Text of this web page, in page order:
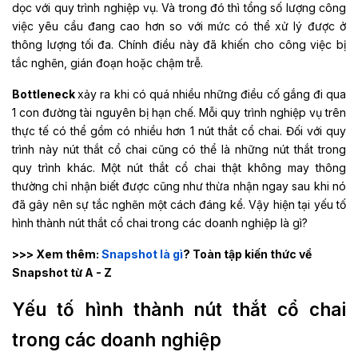
dọc với quy trình nghiệp vụ. Và trong đó thì tổng số lượng công
việc yêu cầu đang cao hơn so với mức có thể xử lý được ở
thông lượng tối đa. Chính điều này đã khiến cho công việc bị
tắc nghẽn, gián đoạn hoặc chậm trễ.
Bottleneckxảy ra khi có quá nhiều những điều cố gắng đi qua
1 con đường tài nguyên bị hạn chế. Mỗi quy trình nghiệp vụ trên
thực tế có thể gồm có nhiều hơn 1 nút thắt cổ chai. Đối với quy
trình này nút thắt cổ chai cũng có thể là những nút thắt trong
quy trình khác. Một nút thắt cổ chai thật không may thông
thường chỉ nhận biết được cũng như thừa nhận ngay sau khi nó
đã gây nên sự tắc nghẽn một cách đáng kể. Vậy hiện tại yếu tố
hình thành nút thắt cổ chai trong các doanh nghiệp là gì?
>>> Xem thêm: Snapshot là gì? Toàn tập kiến thức về
Snapshot từ A - Z
Yếu tố hình thành nút thắt cổ chai
trong các doanh nghiệp